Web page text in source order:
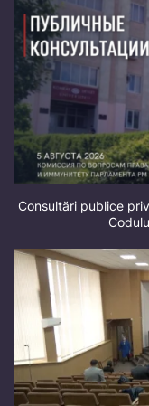
Consultări publice